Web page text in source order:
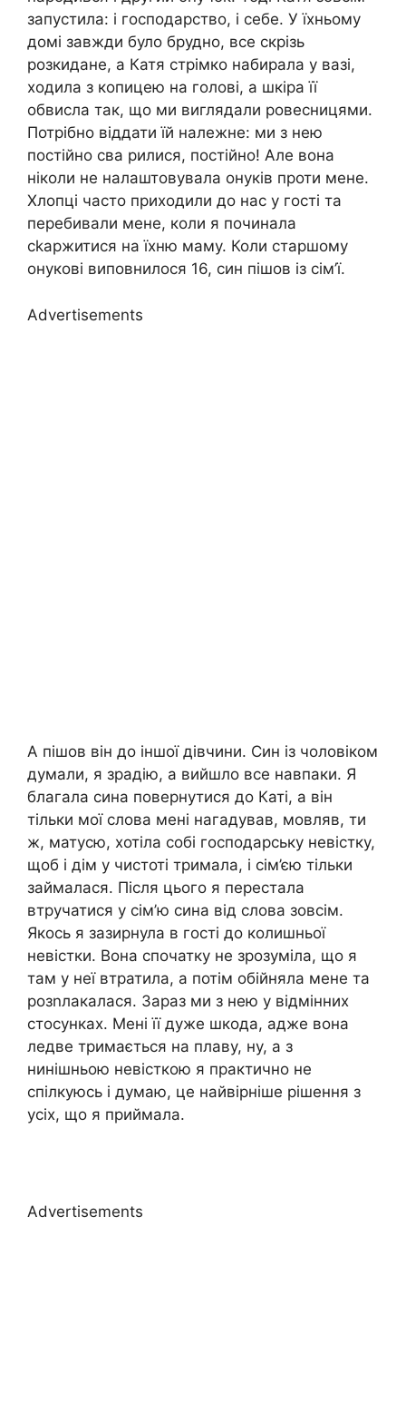
запустила: і господарство, і себе. У їхньому
домі завжди було брудно, все скрізь
розкидане, а Катя стрімко набирала у вазі,
ходила з копицею на голові, а шкіра її
обвисла так, що ми виглядали ровесницями.
Потрібно віддати їй належне: ми з нею
постійно сва рилися, постійно! Але вона
ніколи не налаштовувала онуків проти мене.
Хлопці часто приходили до нас у гості та
перебивали мене, коли я починала
сkаржитися на їхню маму. Коли старшому
онукові виповнилося 16, син пішов із сім’ї.
Advertisements
А пішов він до іншої дівчини. Син із чоловіком
думали, я зрадію, а вийшло все навпаки. Я
благала сина повернутися до Каті, а він
тільки мої слова мені нагадував, мовляв, ти
ж, матусю, хотіла собі господарську невістку,
щоб і дім у чистоті тримала, і сім’єю тільки
займалася. Після цього я перестала
втручатися у сім’ю сина від слова зовсім.
Якось я зазирнула в гості до колишньої
невістки. Вона спочатку не зрозуміла, що я
там у неї втратила, а потім обійняла мене та
розnлакалася. Зараз ми з нею у відмінних
стосунках. Мені її дуже шкода, адже вона
ледве тримається на плаву, ну, а з
нинішньою невісткою я практично не
спілкуюсь і думаю, це найвірніше рішення з
усіх, що я приймала.
Advertisements